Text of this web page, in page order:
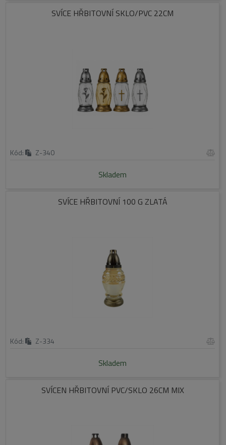
SVÍCE HŘBITOVNÍ SKLO/PVC 22CM
Kód: Z-340
Skladem
SVÍCE HŘBITOVNÍ 100 G ZLATÁ
Kód: Z-334
Skladem
SVÍCEN HŘBITOVNÍ PVC/SKLO 26CM MIX